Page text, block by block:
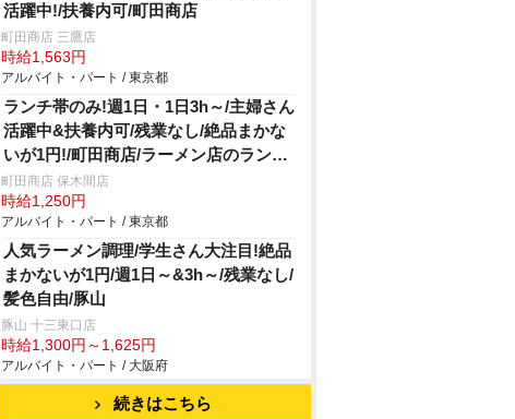
活躍中!/扶養内可/町田商店
町田商店 三鷹店
時給1,563円
アルバイト・パート / 東京都
ランチ帯のみ!週1日・1日3h～/主婦さん
活躍中&扶養内可/残業なし/絶品まかな
いが1円!/町田商店/ラーメン店のランチ
スタッフ
町田商店 保木間店
時給1,250円
アルバイト・パート / 東京都
人気ラーメン調理/学生さん大注目!絶品
まかないが1円/週1日～&3h～/残業なし/
髪色自由/豚山
豚山 十三東口店
時給1,300円～1,625円
アルバイト・パート / 大阪府
続きはこちら